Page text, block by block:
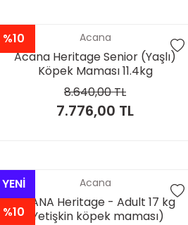
%10 Acana
Acana Heritage Senior (Yaşlı)
Köpek Maması 11.4kg
8.640,00 TL
7.776,00 TL
YENİ
%10
Acana
ACANA Heritage - Adult 17 kg
(Yetişkin köpek maması)